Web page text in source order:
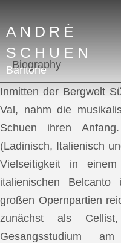
ANDRÈ
SCHUEN
Baritone
Biography
Inmitten der Bergwelt
Val, nahm die
Schuen ihren
(Ladinisch, Italienisch
Vielseitigkeit in
italienischen
großen Opernpartien
zunächst als
Gesangsstudium